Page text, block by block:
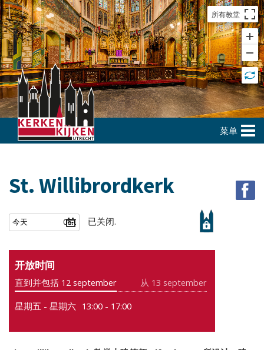
所有教堂
菜单
St. Willibrordkerk
已关闭.
开放时间
直到并包括 12 september
从 13 september
星期五 - 星期六 13:00 - 17:00